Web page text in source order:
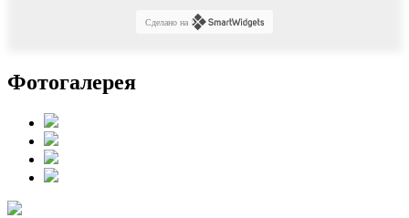
Сделано на
Фотогалерея